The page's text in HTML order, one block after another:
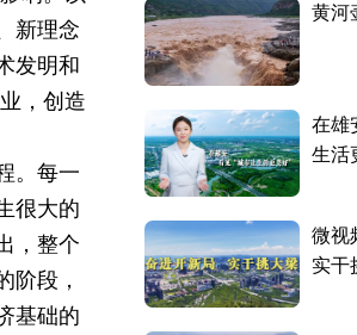
新理念
发明和
，创造
。每一
很大的
，整个
阶段，
基础的